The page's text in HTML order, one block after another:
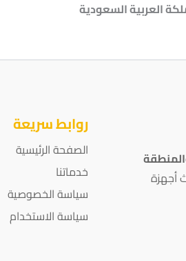
العربية السعودية
أجهزة
روابط سريعة
الصفحة الرئيسية
خدماتنا
سياسة الخصوصية
سياسة الاستخدام